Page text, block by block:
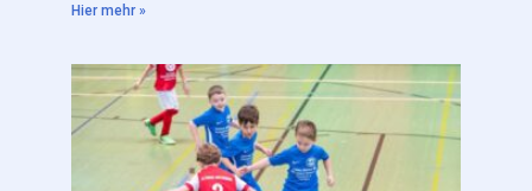
Hier mehr »